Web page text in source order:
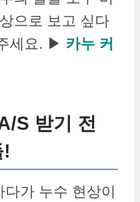
으로 보고 싶다
세요. ▶ 카누 커
S 받기 전
!
가 누수 현상이